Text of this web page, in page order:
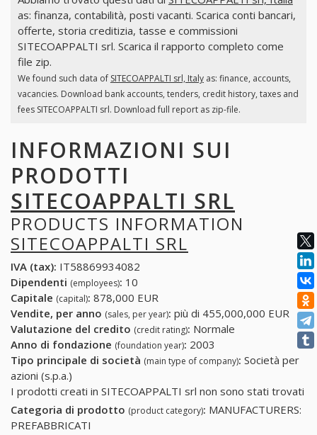
as: finanza, contabilità, posti vacanti. Scarica conti bancari,
offerte, storia creditizia, tasse e commissioni
SITECOAPPALTI srl. Scarica il rapporto completo come
file zip.
We found such data of SITECOAPPALTI srl, Italyas: finance, accounts,
vacancies. Download bank accounts, tenders, credit history, taxes and
fees SITECOAPPALTI srl. Download full report as zip-file.
INFORMAZIONI SUI
PRODOTTI
SITECOAPPALTI SRL
PRODUCTS INFORMATION
SITECOAPPALTI SRL
IVA (tax): IT58869934082
Dipendenti (employees): 10
Capitale (capital): 878,000 EUR
Vendite, per anno (sales, per year): più di 455,000,000 EUR
Valutazione del credito (credit rating): Normale
Anno di fondazione (foundation year): 2003
Tipo principale di società (main type of company): Società per
azioni (s.p.a.)
I prodotti creati in SITECOAPPALTI srl non sono stati trovati
Categoria di prodotto (product category): MANUFACTURERS:
PREFABBRICATI